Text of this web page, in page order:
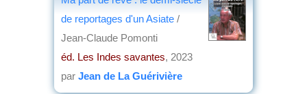
de reportages d'un Asiate /
Jean-Claude Pomonti
éd. Les Indes savantes, 2023
par Jean de La Guérivière